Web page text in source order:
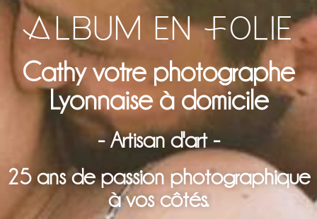
Album en Folie
Cathy votre photographe
Lyonnaise à domicile
- Artisan d'art -
25 ans de passion photographique
à vos côtés.